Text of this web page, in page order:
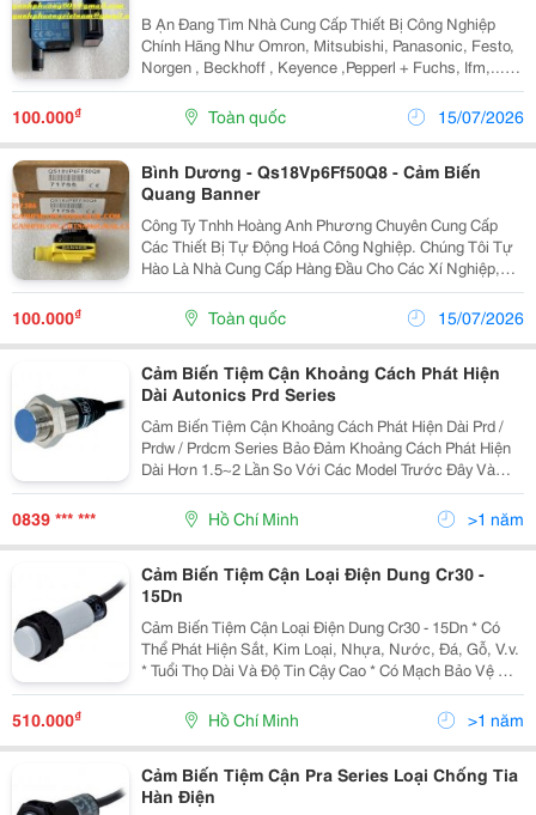
B Ạn Đang Tìm Nhà Cung Cấp Thiết Bị Công Nghiệp
Chính Hãng Như Omron, Mitsubishi, Panasonic, Festo,
Norgen , Beckhoff , Keyence ,Pepperl + Fuchs, Ifm,...Và
Các Sản Phẩm Theo Máy? Chúng Tôi Có Tất Cả Những
Gì Bạn Cần - Nguồn Hàng Chính Hãng, Mức...
100.000₫ Toàn quốc 15/07/2026
Bình Dương - Qs18Vp6Ff50Q8 - Cảm Biến
Quang Banner
Công Ty Tnhh Hoàng Anh Phương Chuyên Cung Cấp
Các Thiết Bị Tự Động Hoá Công Nghiệp. Chúng Tôi Tự
Hào Là Nhà Cung Cấp Hàng Đầu Cho Các Xí Nghiệp,
Nhà Máy Lớn Tại Việt Nam. Những Sản Phẩm Quý
Khách Cần Ở Đây Chúng Tôi Đều Có Bán. Hàng Nhập...
100.000₫ Toàn quốc 15/07/2026
Cảm Biến Tiệm Cận Khoảng Cách Phát Hiện
Dài Autonics Prd Series
Cảm Biến Tiệm Cận Khoảng Cách Phát Hiện Dài Prd /
Prdw / Prdcm Series Bảo Đảm Khoảng Cách Phát Hiện
Dài Hơn 1.5~2 Lần So Với Các Model Trước Đây Và
Thực Hiện Với Đặc Tính Chống Nhiễu Siêu Đẳng Bậc
Nhất Thế Giới Bằng Ic Được Thiết Kế Chuyên Dụng.
0839 *** *** Hồ Chí Minh >1 năm
Cảm Biến Tiệm Cận Loại Điện Dung Cr30 -
15Dn
Cảm Biến Tiệm Cận Loại Điện Dung Cr30 - 15Dn * Có
Thể Phát Hiện Sắt, Kim Loại, Nhựa, Nước, Đá, Gỗ, V.v.
* Tuổi Thọ Dài Và Độ Tin Cậy Cao * Có Mạch Bảo Vệ Nối
Ngược Cực Nguồn, Quá Áp * Dễ Dàng Điều Chỉnh
Khoảng Cách Phát Hiện Với Biến Trở Điều C
510.000₫ Hồ Chí Minh >1 năm
Cảm Biến Tiệm Cận Pra Series Loại Chống Tia
Hàn Điện